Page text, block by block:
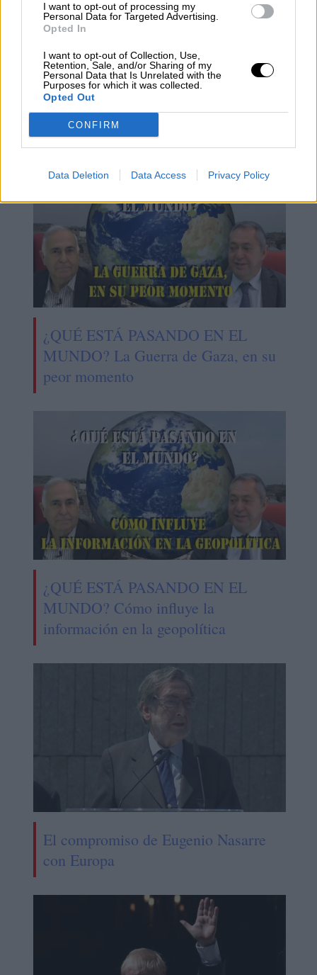
I want to opt-out of processing my
Personal Data for Targeted Advertising.
Opted In
I want to opt-out of Collection, Use,
Retention, Sale, and/or Sharing of my
Personal Data that Is Unrelated with the
Purposes for which it was collected.
Opted Out
CONFIRM
Data Deletion Data Access Privacy Policy
Congo: Entre la tragedia de la
maldición de los recursos y la
hipocresía de Occidente
¿QUÉ ESTÁ PASANDO EN EL
MUNDO? La Guerra de Gaza, en su
peor momento
¿QUÉ ESTÁ PASANDO EN EL
MUNDO? Cómo influye la
información en la geopolítica
El compromiso de Eugenio Nasarre
con Europa